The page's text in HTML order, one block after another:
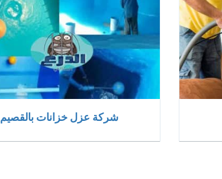
شركة عزل خزانات بالقصيم